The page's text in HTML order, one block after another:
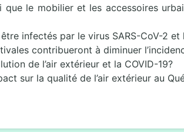
le mobilier et les accessoires
infectés par le virus SARS-CoV-2 et
contribueront à diminuer
de l’air extérieur et la COVID-19?
sur la qualité de l’air extérieur au